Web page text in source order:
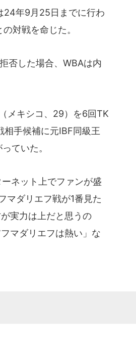
24年9月25日までに行わ
対戦を命じた。
否した場合、WBAは内
メキシコ、29）を6回TK
相手候補に元IBF同級王
ていた。
ネット上でファンが盛
マダリエフ戦が1番見た
実力は上だと思うの
マダリエフは熱い」な